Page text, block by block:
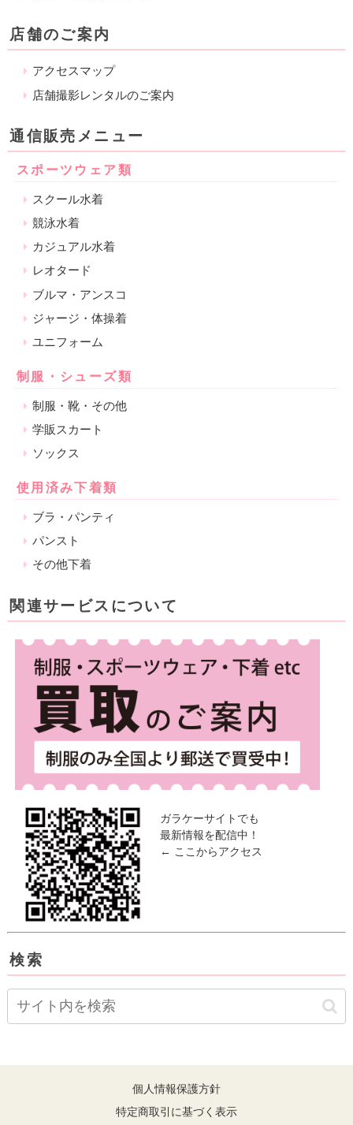
店舗のご案内
アクセスマップ
店舗撮影レンタルのご案内
通信販売メニュー
スポーツウェア類
スクール水着
競泳水着
カジュアル水着
レオタード
ブルマ・アンスコ
ジャージ・体操着
ユニフォーム
制服・シューズ類
制服・靴・その他
学販スカート
ソックス
使用済み下着類
ブラ・パンティ
パンスト
その他下着
関連サービスについて
ガラケーサイトでも
最新情報を配信中！
← ここからアクセス
検索
個人情報保護方針
特定商取引に基づく表示